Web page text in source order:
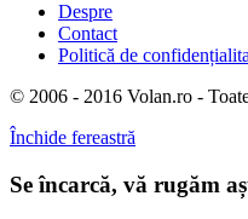
Despre
Contact
Politică de
© 2006 - 2016 Volan.ro -
Închide fereastră
Se încarcă, vă rugăm